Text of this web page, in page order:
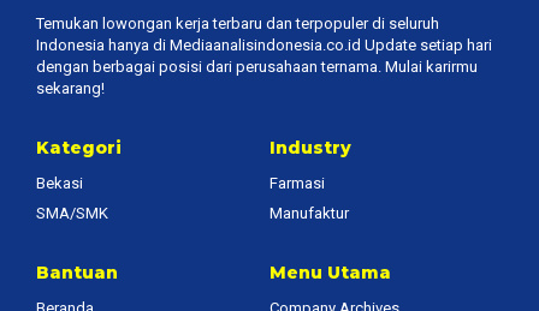
Temukan lowongan kerja terbaru dan terpopuler di seluruh
Indonesia hanya di Mediaanalisindonesia.co.id Update setiap hari
dengan berbagai posisi dari perusahaan ternama. Mulai karirmu
sekarang!
Kategori
Bekasi
SMA/SMK
Industry
Farmasi
Manufaktur
Bantuan Menu Utama